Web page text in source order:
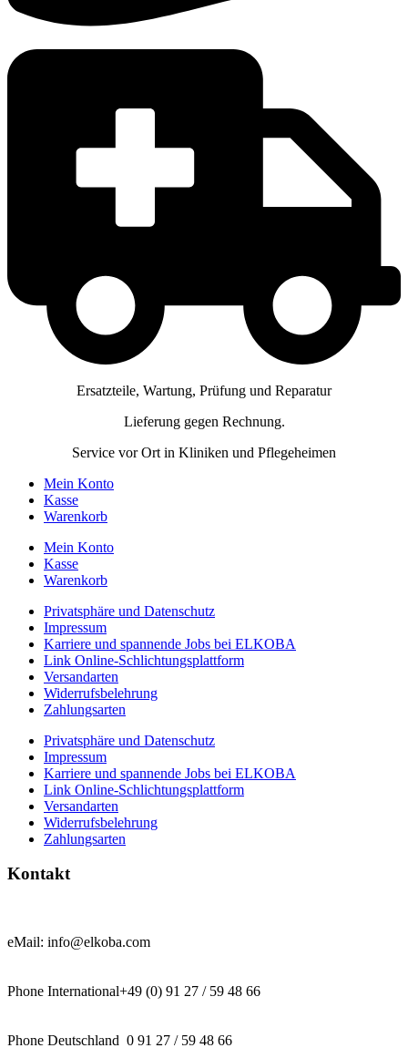
Ersatzteile, Wartung, Prüfung und Reparatur
Lieferung gegen Rechnung.
Service vor Ort in Kliniken und Pflegeheimen
Mein Konto
Kasse
Warenkorb
Mein Konto
Kasse
Warenkorb
Privatsphäre und Datenschutz
Impressum
Karriere und spannende Jobs bei ELKOBA
Link Online-Schlichtungsplattform
Versandarten
Widerrufsbelehrung
Zahlungsarten
Privatsphäre und Datenschutz
Impressum
Karriere und spannende Jobs bei ELKOBA
Link Online-Schlichtungsplattform
Versandarten
Widerrufsbelehrung
Zahlungsarten
Kontakt
eMail: info@elkoba.com
Phone International+49 (0) 91 27 / 59 48 66
Phone Deutschland 0 91 27 / 59 48 66